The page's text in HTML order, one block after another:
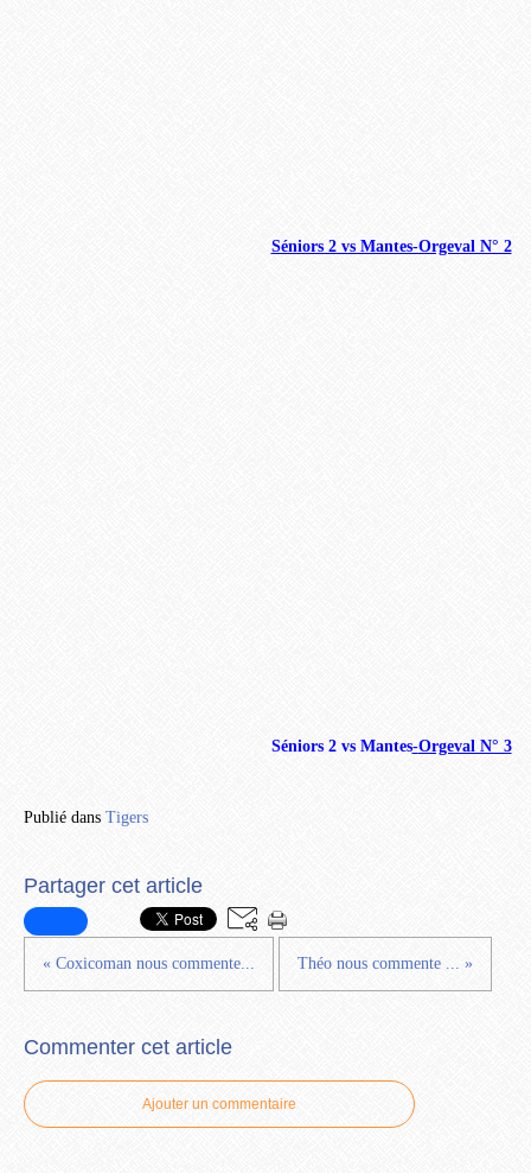
Séniors 2 vs Mantes-Orgeval N° 2
Séniors 2 vs Mantes-Orgeval N° 3
Publié dans Tigers
Partager cet article
« Coxicoman nous commente... Théo nous commente ... »
Commenter cet article
Ajouter un commentaire